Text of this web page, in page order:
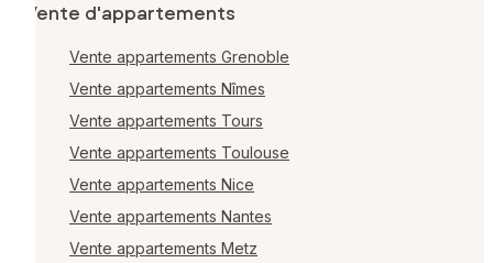
Vente d'appartements
Vente appartements Grenoble
Vente appartements Nîmes
Vente appartements Tours
Vente appartements Toulouse
Vente appartements Nice
Vente appartements Nantes
Vente appartements Metz